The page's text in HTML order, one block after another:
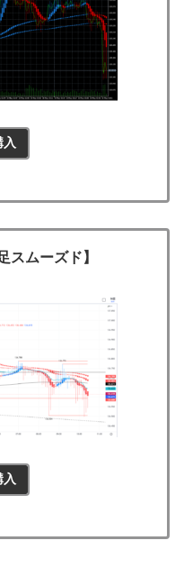
スムーズド】